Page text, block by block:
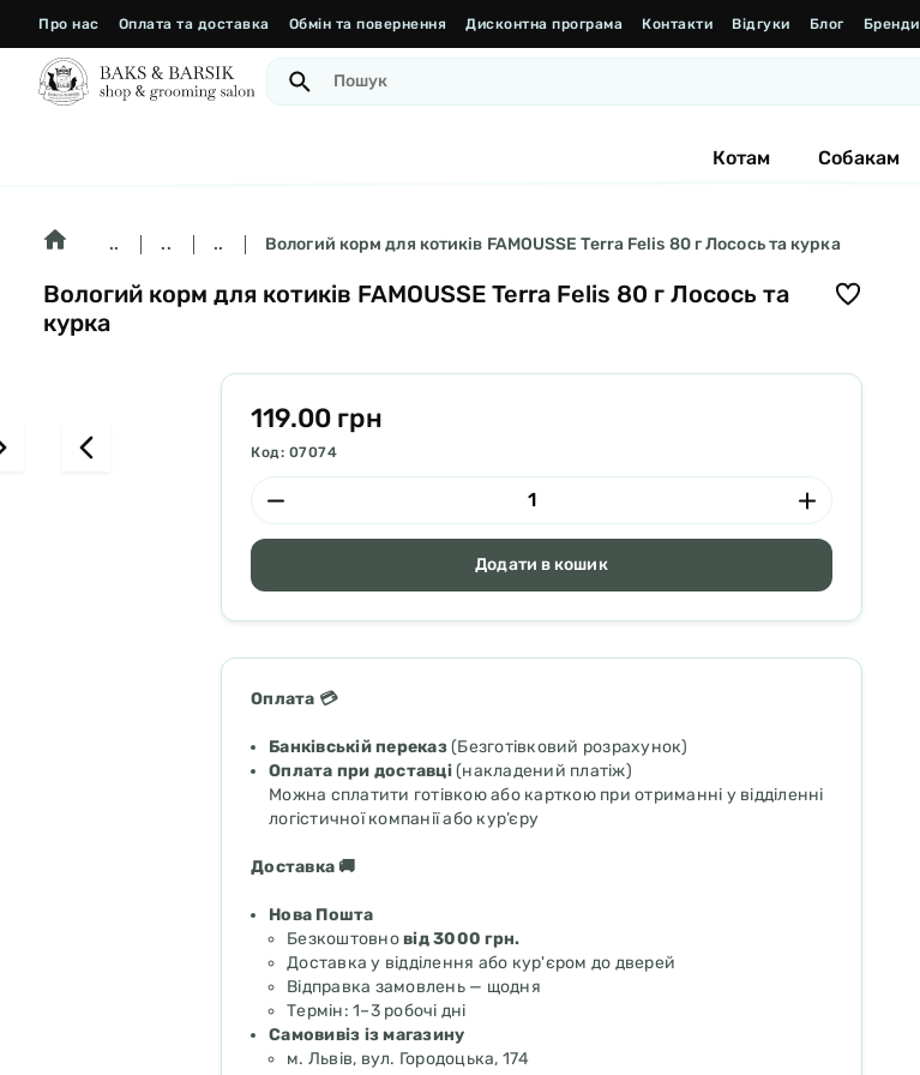
Про нас Оплата та доставка Обмін та повернення Дисконтна програма Контакти Відгуки Блог Бренди
Котам Собакам
.. .. .. Вологий корм для котиків FAMOUSSE Terra Felis 80 г Лосось та курка
Вологий корм для котиків FAMOUSSE Terra Felis 80 г Лосось та
курка
119.00 грн
Код: 07074
Додати в кошик
Оплата 💳
Банківській переказ(Безготівковий розрахунок)
Оплата при доставці(накладений платіж)
Можна сплатити готівкою або карткою при отриманні у відділенні
логістичної компанії або кур’єру
Доставка 🚚
Нова Пошта
Безкоштовновід 3000 грн.
Доставка у відділення або кур'єром до дверей
Відправка замовлень — щодня
Термін: 1–3 робочі дні
Самовивіз із магазину
м. Львів, вул. Городоцька, 174